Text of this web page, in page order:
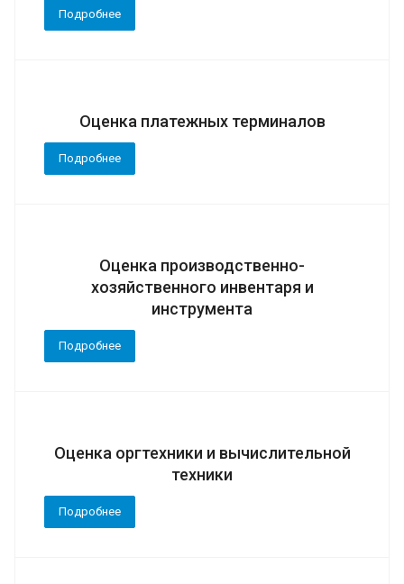
Подробнее
Оценка платежных терминалов
Подробнее
Оценка производственно-
хозяйственного инвентаря и
инструмента
Подробнее
Оценка оргтехники и вычислительной
техники
Подробнее